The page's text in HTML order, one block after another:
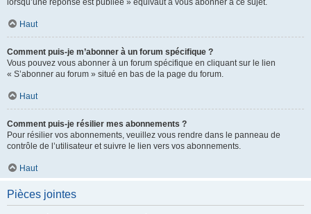
lorsqu’une réponse est publiée » équivaut à vous abonner à ce sujet.
Haut
Comment puis-je m’abonner à un forum spécifique ?
Vous pouvez vous abonner à un forum spécifique en cliquant sur le lien
« S’abonner au forum » situé en bas de la page du forum.
Haut
Comment puis-je résilier mes abonnements ?
Pour résilier vos abonnements, veuillez vous rendre dans le panneau de
contrôle de l’utilisateur et suivre le lien vers vos abonnements.
Haut
Pièces jointes